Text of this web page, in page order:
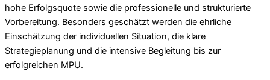
hohe Erfolgsquote sowie die professionelle und strukturierte
Vorbereitung. Besonders geschätzt werden die ehrliche
Einschätzung der individuellen Situation, die klare
Strategieplanung und die intensive Begleitung bis zur
erfolgreichen MPU.